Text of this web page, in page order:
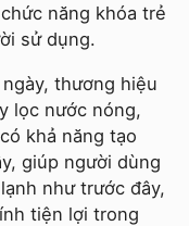
năng khóa trẻ
sử dụng.
thương hiệu
lọc nước nóng,
khả năng tạo
giúp người dùng
như trước đây,
tiện lợi trong